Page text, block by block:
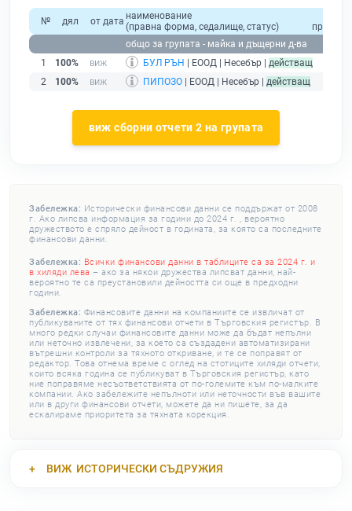
№ дял от дата наименование
(правна форма, седалище, статус)
приходи
общо за групата - майка и дъщерни д-ва
1
100% БУЛ РЪН | ЕООД | Несебър | действащ
2
100% ПИПОЗО | ЕООД | Несебър | действащ
виж сборни отчети 2 на групата
Забележка: Исторически финансови данни се поддържат от 2008
г. Ако липсва информация за години до 2024 г. , вероятно
дружеството е спряло дейност в годината, за която са последните
финансови данни.
Забележка: Всички финансови данни в таблиците са за 2024 г. и
в хиляди лева – ако за някои дружества липсват данни, най-
вероятно те са преустановили дейността си още в предходни
години.
Забележка: Финансовите данни на компаниите се извличат от
публикуваните от тях финансови отчети в Търговския регистър. В
много редки случаи финансовите данни може да бъдат непълни
или неточно извлечени, за което са създадени автоматизирани
вътрешни контроли за тяхното откриване, и те се поправят от
редактор. Това отнема време с оглед на стотиците хиляди отчети,
които всяка година се публикуват в Търговския регистър, като
ние поправяме несъответствията от по-големите към по-малките
компании. Ако забележите непълноти или неточности във вашите
или в други финансови отчети, можете да ни пишете, за да
ескалираме приоритета за тяхната корекция.
ВИЖ ИСТОРИЧЕСКИ СЪДРУЖИЯ